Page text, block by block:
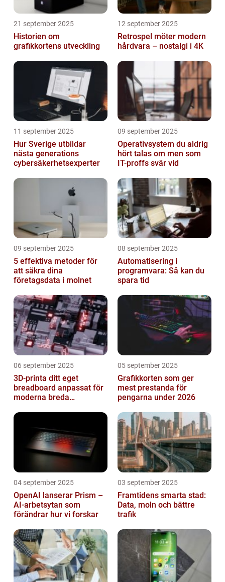
21 september 2025
Historien om
grafikkortens utveckling
12 september 2025
Retrospel möter modern
hårdvara – nostalgi i 4K
11 september 2025
Hur Sverige utbildar
nästa generations
cybersäkerhetsexperter
09 september 2025
Operativsystem du aldrig
hört talas om men som
IT-proffs svär vid
09 september 2025
5 effektiva metoder för
att säkra dina
företagsdata i molnet
08 september 2025
Automatisering i
programvara: Så kan du
spara tid
06 september 2025
3D-printa ditt eget
breadboard anpassat för
moderna breda
05 september 2025
Grafikkorten som ger
mest prestanda för
pengarna under 2026
04 september 2025
OpenAI lanserar Prism –
AI-arbetsytan som
förändrar hur vi forskar
03 september 2025
Framtidens smarta stad:
Data, moln och bättre
trafik